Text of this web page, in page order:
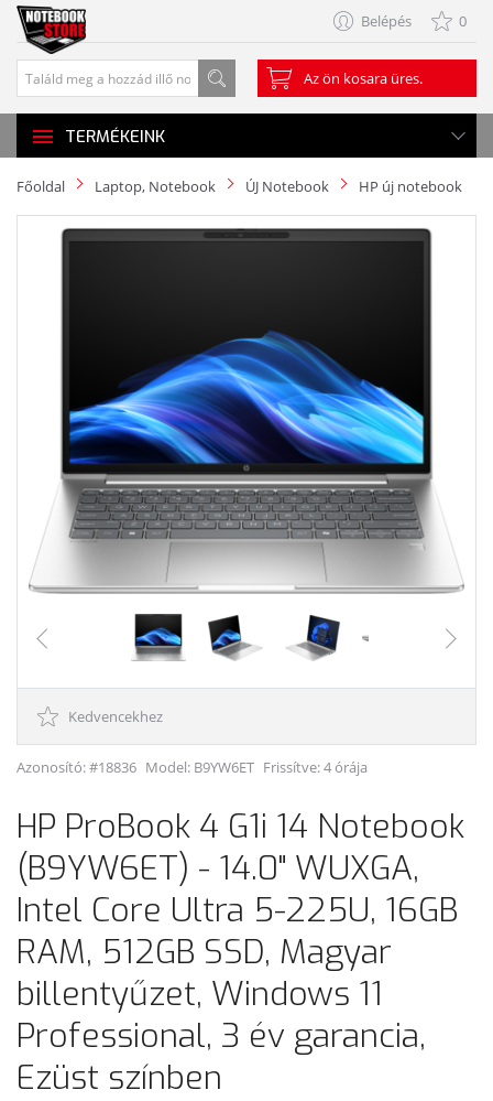
Belépés 0
Az ön kosara üres.
TERMÉKEINK
Főoldal Laptop, Notebook ÚJ Notebook HP új notebook
Kedvencekhez
Azonosító: #18836 Model: B9YW6ET Frissítve: 4 órája
HP ProBook 4 G1i 14 Notebook
(B9YW6ET) - 14.0" WUXGA,
Intel Core Ultra 5-225U, 16GB
RAM, 512GB SSD, Magyar
billentyűzet, Windows 11
Professional, 3 év garancia,
Ezüst színben